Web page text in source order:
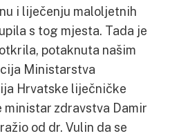
i liječenju maloljetnih
s tog mjesta. Tada je
potaknuta našim
Ministarstva
Hrvatske liječničke
ministar zdravstva Damir
od dr. Vulin da se